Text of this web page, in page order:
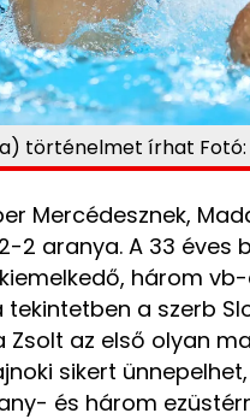
történelmet írhat Fotó:
Mercédesznek,
2 aranya. A 33 éves
három
a szerb
Zsolt az első olyan
sikert
és három